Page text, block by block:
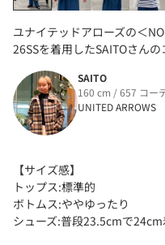
ユナイテッドアローズの＜
26SSを着用したSAITOさん
SAITO
160 cm / 657 コー
UNITED ARROWS
【サイズ感】
トップス:標準的
ボトムス:ややゆったり
シューズ:普段23.5cmで24cm